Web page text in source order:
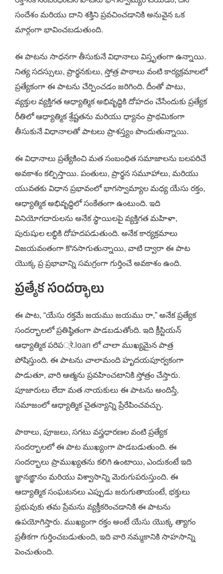
సందేశం మరియు దాని శక్తిని ప్రవచించడానికి అనువైన ఒక
మార్గంగా భావించబడుతుంది.
ఈ పాటను సాధనగా తీసుకునే విధానాలు విస్తృతంగా ఉన్నాయి.
నిత్య సదస్సులు, ప్రార్థనకులు, స్తోత్ర పాఠాలు వంటి కార్యక్రమాలలో
ప్రత్యేకంగా ఈ పాటను చేర్పించడం జరిగింది. దీంతో పాటు,
వ్యక్తుల వ్యక్తిగత ఆధ్యాత్మిక అభివృద్ధికి దోహదం చేసేందుకు ప్రత్యేక
రీతిలో ఆధ్యాత్మిక శ్రేష్టతను మరియు ధ్యానం ప్రాథమికంగా
తీసుకునే విధానాలతో పాటలు ప్రాశస్త్యం పొందుతున్నాయి.
ఈ విధానాలు ప్రత్యేకించి మత సంబంధిత సమాజాలను బలపరిచే
అవకాశం కల్పిస్తాయి. పంతులు, ప్రార్థన సమూహాలు, మరియు
యువతకు విధాన ప్రభావంలో భాగస్వామ్యాల మధ్య యేసు రక్తం,
ఆధ్యాత్మిక అభివృద్ధిలో సంకేతంగా ఉంటుంది. ఇది
వినియోగదారులను అనేక స్థాయిలపై వ్యక్తిగత మహిళా,
పురుషుల లబ్ధికి దోహదపడుతుంది. అనేక కార్యక్రమాలు
విజయవంతంగా కొనసాగుతున్నాయి, వాటి ద్వారా ఈ పాట
యొక్క ప్ర ప్రభావాన్ని సమగ్రంగా గుర్తించే అవకాశం ఉంది.
ప్రత్యేక సందర్భాలు
ఈ పాట, “యేసు రక్తమే జయము జయము రా,” అనేక ప్రత్యేక
సందర్భాలలో ప్రతిష్ఠితంగా పాడబడుతోంది. ఇది క్రీస్టియన్
ఆధ్యాత్మిక పరిప्रे.loan లో చాలా ముఖ్యమైన పాత్ర
పోషిస్తుంది. ఈ పాటను చాలామంది హృదయపూర్వకంగా
పాడుతూ, వారి ఆత్మను ప్రవహించటానికి స్తోత్రం చేస్తారు.
పూజారులు లేదా మత నాయకులు ఈ పాటను అందిస్తే,
సమాజంలో ఆధ్యాత్మిక చైతన్యాన్ని ప్రేరేపించవచ్చు.
పాఠాలు, పూజలు, సగటు వస్త్రధారణల వంటి ప్రత్యేక
సందర్భాలలో ఈ పాట ముఖ్యంగా పాడబడుతుంది. ఈ
సందర్భాలు ప్రాముఖ్యతను కలిగి ఉంటాయి, ఎందుకంటే ఇది
జ్ఞానఙ్ఞానం మరియు విశ్వాసాన్ని మెరుగుపరుస్తుంది. ఈ
ఆద్యాత్మిక సంఘటనలు ఎప్పుడు జరుగుతాయంటే, భక్తులు
ప్రభువుకు తమ ప్రేమను వ్యక్తీకరించడానికి ఈ పాటను
ఉపయోగిస్తారు. ముఖ్యంగా రక్తం అంటే యేసు యొక్క త్యాగం
ప్రతీకగా గుర్తించబడుతుంది, ఇది వారి నమ్మకానికి సాహసాన్ని
పెంచుతుంది.